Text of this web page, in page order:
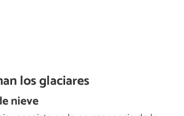
los glaciares
nieve